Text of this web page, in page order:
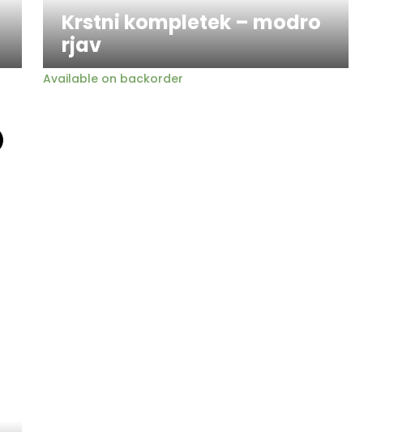
Krstni kompletek – modro
rjav
Available on backorder